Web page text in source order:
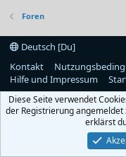
Foren
Deutsch [Du]
Kontakt
Hilfe und Impressum
Diese Seite verwendet
der Registrierung
erklärst